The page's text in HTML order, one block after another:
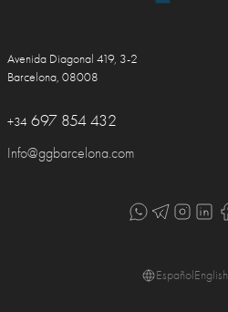
Avenida Diagonal 419, 3-2
Barcelona, 08008
+34 697 854 432
Info@ggbarcelona.com
EspañolEnglish